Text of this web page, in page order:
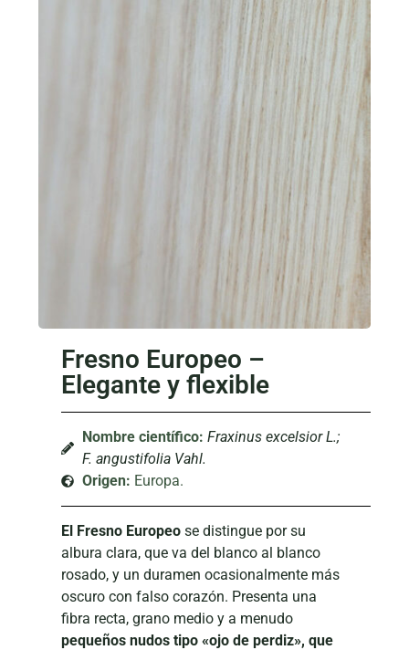
Fresno Europeo –
Elegante y flexible
Nombre científico: Fraxinus excelsior L.;
F. angustifolia Vahl.
Origen: Europa.
El Fresno Europeo se distingue por su
albura clara, que va del blanco al blanco
rosado, y un duramen ocasionalmente más
oscuro con falso corazón. Presenta una
fibra recta, grano medio y a menudo
pequeños nudos tipo «ojo de perdiz», que